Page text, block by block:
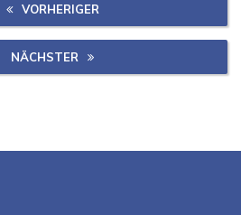
VORHERIGER
NÄCHSTER